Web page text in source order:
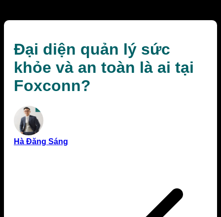
Đại diện quản lý sức
khỏe và an toàn là ai tại
Foxconn?
Hà Đăng Sáng